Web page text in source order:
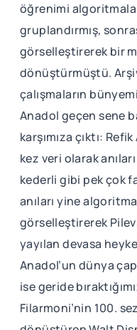
öğrenimi
gruplandırmış,
görselleştirerek bir
dönüştürmüştü.
çalışmaların
Anadol geçen sene
karşımıza çıktı:
kez veri olarak
kederli gibi pek çok
anıları yine
görselleştirerek
yayılan devasa
Anadol’un dünya
ise geride
Filarmoni’nin 100.